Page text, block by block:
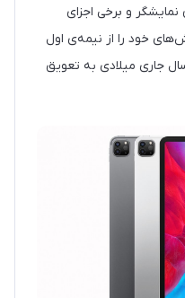
و برخی اجزای
خود را از نیمه‌ی اول
جاری میلادی به تعویق